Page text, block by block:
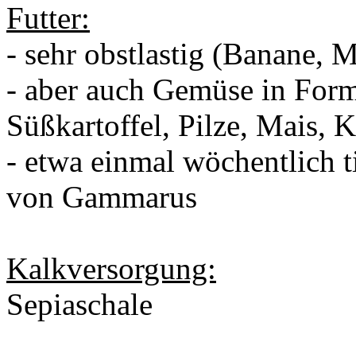
Futter:
- sehr obstlastig (Banane,
- aber auch Gemüse in
Süßkartoffel, Pilze, Mais,
- etwa einmal wöchentlich
von Gammarus
Kalkversorgung:
Sepiaschale